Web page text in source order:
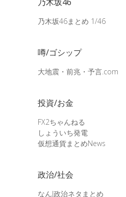
乃木坂46まとめ 1/46
噂/ゴシップ
大地震・前兆・予言.com
投資/お金
FX2ちゃんねる
しょういち発電
仮想通貨まとめNews
政治/社会
なんJ政治ネタまとめ